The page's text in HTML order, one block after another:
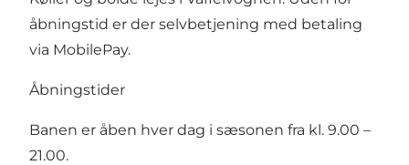
åbningstid er der selvbetjening med betaling
via MobilePay.
Åbningstider
Banen er åben hver dag i sæsonen fra kl. 9.00 –
21.00.